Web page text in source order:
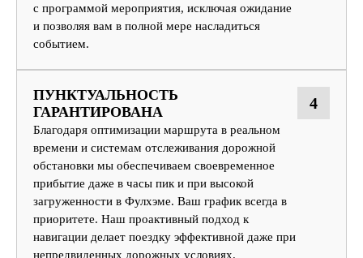
с программой мероприятия, исключая ожидание
и позволяя вам в полной мере насладиться
событием.
ПУНКТУАЛЬНОСТЬ
ГАРАНТИРОВАНА
Благодаря оптимизации маршрута в реальном
времени и системам отслеживания дорожной
обстановки мы обеспечиваем своевременное
прибытие даже в часы пик и при высокой
загруженности в Фулхэме. Ваш график всегда в
приоритете. Наш проактивный подход к
навигации делает поездку эффективной даже при
непредвиденных дорожных условиях.
4